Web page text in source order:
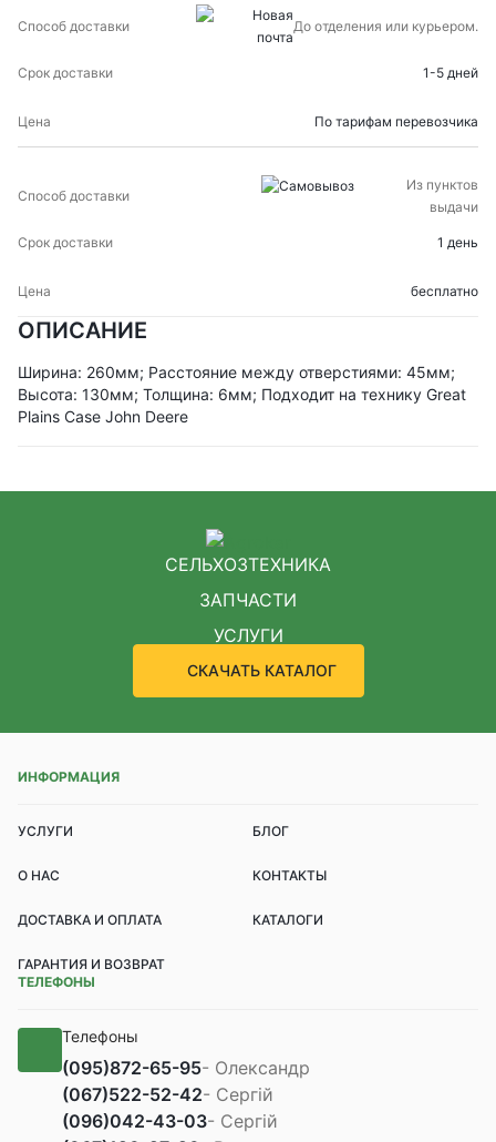
ОПИСАНИЕ
Ширина: 260мм; Расстояние между отверстиями: 45мм;
Высота: 130мм; Толщина: 6мм; Подходит на технику Great
Plains Case John Deere
ДОСТАВКИДОСТАВКИ
ЦЕНА До отделения или курьером.
1-5 дней
По тарифам перевозчика
Из пунктов
выдачи
1 день
бесплатно
СЕЛЬХОЗТЕХНИКА
ЗАПЧАСТИ
УСЛУГИ
СКАЧАТЬ КАТАЛОГ
ИНФОРМАЦИЯ
УСЛУГИ БЛОГ
О НАС КОНТАКТЫ
ДОСТАВКА И ОПЛАТА КАТАЛОГИ
ГАРАНТИЯ И ВОЗВРАТ
ТЕЛЕФОНЫ
Телефоны
(095)872-65-95- Олександр
(067)522-52-42- Сергій
(096)042-43-03- Сергій